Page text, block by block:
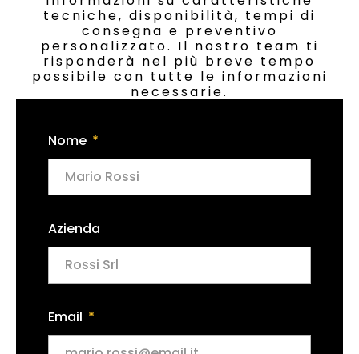
tecniche, disponibilità, tempi di
consegna e preventivo
personalizzato. Il nostro team ti
risponderà nel più breve tempo
possibile con tutte le informazioni
necessarie.
Nome
Azienda
Email